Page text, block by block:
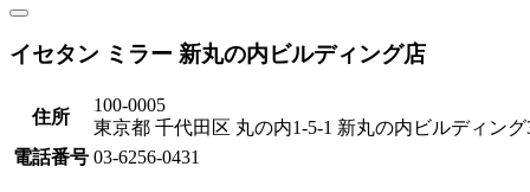
イセタン ミラー 新丸の内ビルディング店
住所
100-0005
東京都 千代田区 丸の内1-5-1 新丸の内ビルディング
電話番号 03-6256-0431